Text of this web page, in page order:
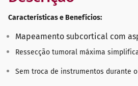
Características e Benefícios:
Mapeamento subcortical com
Ressecção tumoral máxima
Sem troca de instrumentos durante